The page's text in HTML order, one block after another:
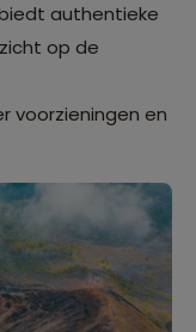
authentieke
op de
voorzieningen en